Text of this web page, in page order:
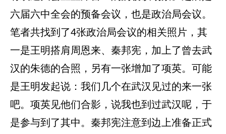
六届六中全会的预备会议，也是政治局会议。
笔者共找到了4张政治局会议的相关照片，其
一是王明搭肩周恩来、秦邦宪，加上了曾去武
汉的朱德的合照，另有一张增加了项英。可能
是王明发起说：我们几个在武汉见过的来一张
吧。项英见他们合影，说我也到过武汉呢，于
是参与到了其中。秦邦宪注意到边上准备正式